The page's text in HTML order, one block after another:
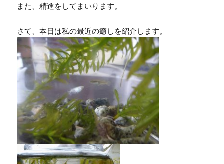
また、精進をしてまいります。
さて、本日は私の最近の癒しを紹介します。